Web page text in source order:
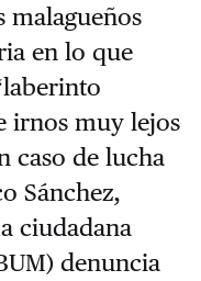
malagueños
en lo que
irnos muy lejos
caso de lucha
Sánchez,
ciudadana
denuncia